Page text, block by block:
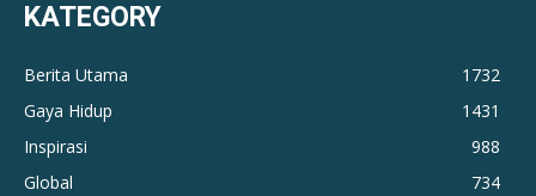
KATEGORY
Berita Utama
1732
Gaya Hidup
1431
Inspirasi
988
Global
734